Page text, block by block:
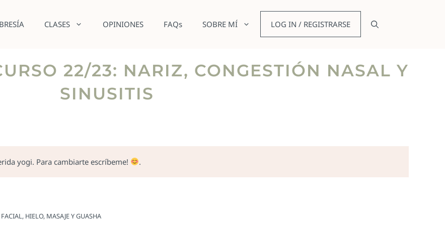
CLASES OPINIONES FAQs SOBRE MÍ LOG IN / REGISTRARSE
22/23: NARIZ, CONGESTIÓN NASAL Y
SINUSITIS
yogi. Para cambiarte escríbeme! .
HIELO, MASAJE Y GUASHA